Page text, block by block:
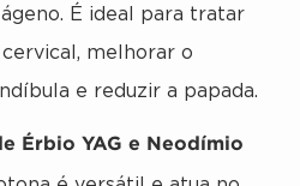
É ideal para tratar
melhorar o
e reduzir a papada.
Érbio YAG e Neodímio